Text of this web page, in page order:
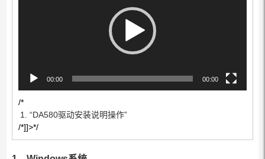
00:00 00:00
/*
1. “DA580驱动安装说明操作”
/*]]>*/